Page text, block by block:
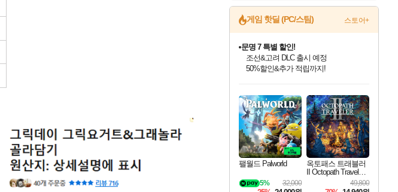
게임 핫딜 (PC/스팀) 스토어+
최대 90% 할인가를 만나보세요!
네이버혜택과 함께 만나보세요!
문명 7 특별 할인!
조선&고려 DLC 출시 예정
마블 투혼 파이팅 소울즈 정식출시!
마블 히어로 총 출동&화려한 격투!
네이버 포인트 혜택까지!
이니&베니 혜택까지!
네이버 혜택가와 함께 예약하세요!
할인&네이버혜택으로 만나보세요!
네이버페이 혜택과 만나보세요!
40주년 프로모션으로 만나보세요!
할인가에 만나보세요!
일부 에디션 상시 할인!
혜택으로 예약 판매 중
편안하게 충전하세요
팰월드 Palworld
32,000
5%
옥토패스 트래블러
II Octopath Traveler I
49,800